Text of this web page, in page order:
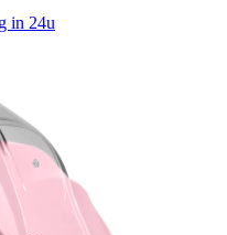
in 24u